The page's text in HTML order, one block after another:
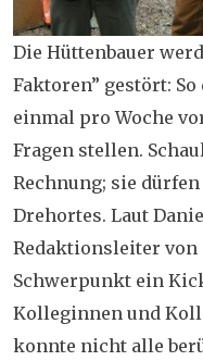
Die Hüttenbauer
Faktoren” gestört:
einmal pro Woche
Fragen stellen.
Rechnung; sie
Drehortes. Laut
Redaktionsleiter von
Schwerpunkt ein
Kolleginnen und
konnte nicht alle